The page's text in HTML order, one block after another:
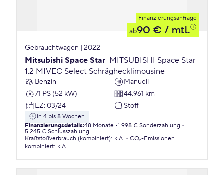
Finanzierungsanfrage
ab90 € / mtl.
Gebrauchtwagen | 2022
Mitsubishi Space Star MITSUBISHI Space Star
1.2 MIVEC Select Schräghecklimousine
Benzin
Manuell
71 PS (52 kW)
44.961 km
EZ: 03/24 Stoff
in 4 bis 8 Wochen
Finanzierungsdetails:48 Monate 1.998 € Sonderzahlung
5.245 € Schlusszahlung
Kraftstoffverbrauch (kombiniert): k.A.
CO₂-Emissionen
kombiniert: k.A.